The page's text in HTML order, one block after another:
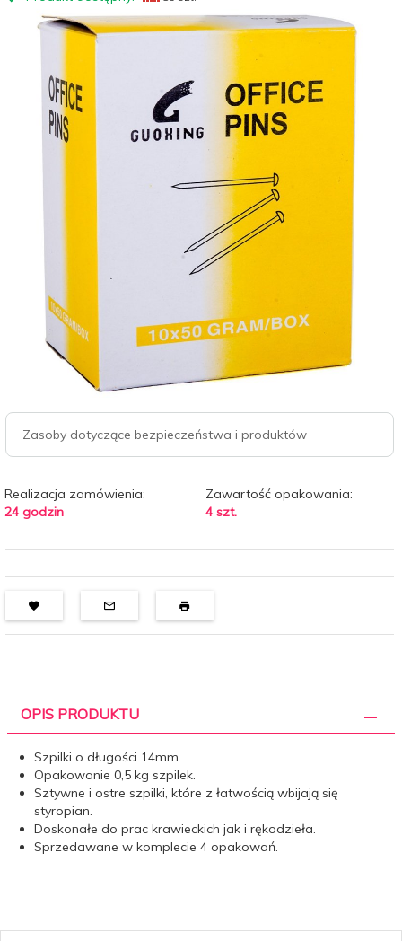
Zasoby dotyczące bezpieczeństwa i produktów
Realizacja zamówienia:
24 godzin
Zawartość opakowania:
4 szt.
OPIS PRODUKTU
Szpilki o długości 14mm.
Opakowanie 0,5 kg szpilek.
Sztywne i ostre szpilki, które z łatwością wbijają się
styropian.
Doskonałe do prac krawieckich jak i rękodzieła.
Sprzedawane w komplecie 4 opakowań.